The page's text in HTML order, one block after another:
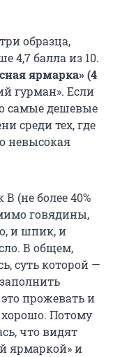
образца,
4,7 балла из 10.
ярмарка» (4
гурман». Если
самые дешевые
среди тех, где
невысокая
(не более 40%
говядины,
и шпик, и
В общем,
суть которой —
прожевать и
Потому
что видят
ярмаркой» и